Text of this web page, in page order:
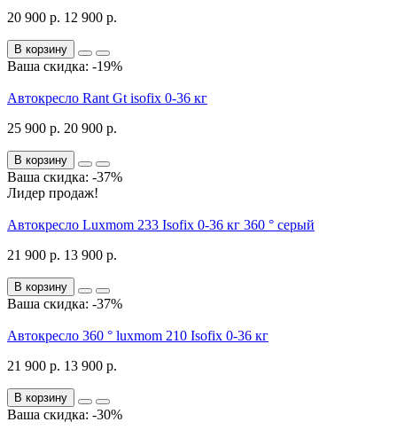
20 900 р. 12 900 р.
В корзину
Ваша скидка: -19%
Автокресло Rant Gt isofix 0-36 кг
25 900 р. 20 900 р.
В корзину
Ваша скидка: -37%
Лидер продаж!
Автокресло Luxmom 233 Isofix 0-36 кг 360 ° серый
21 900 р. 13 900 р.
В корзину
Ваша скидка: -37%
Автокресло 360 ° luxmom 210 Isofix 0-36 кг
21 900 р. 13 900 р.
В корзину
Ваша скидка: -30%